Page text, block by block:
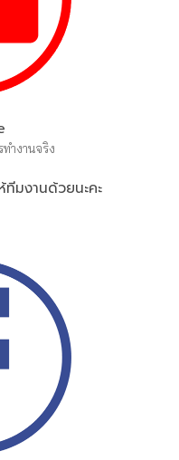
ำงานจริง
ทีมงานด้วยนะคะ